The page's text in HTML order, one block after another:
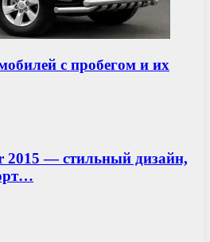
с пробегом и их
2015 — стильный дизайн,